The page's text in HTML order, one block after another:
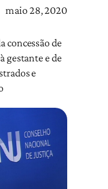
maio 28, 2020
concessão de
gestante e de
e